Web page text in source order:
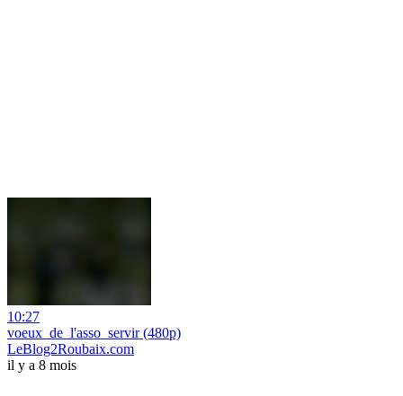
10:27
voeux_de_l'asso_servir (480p)
LeBlog2Roubaix.com
il y a 8 mois